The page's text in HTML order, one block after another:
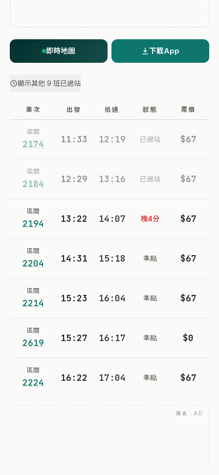
即時地圖 下載App
顯示其他 9 班已過站
車次 出發 抵達 狀態 票價
區間
2174 11:33 12:19 已過站 $67
區間
2184 12:29 13:16 已過站 $67
區間
2194 13:22 14:07 晚4分 $67
區間
2204 14:31 15:18 準點 $67
區間
2214 15:23 16:04 準點 $67
區間
2619 15:27 16:17 準點 $0
區間
2224 16:22 17:04 準點 $67
廣告 · AD